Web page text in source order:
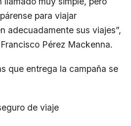
para viajar
adecuadamente sus viajes”,
Pérez Mackenna.
que entrega la campaña se
de viaje